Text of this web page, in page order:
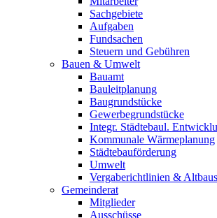
Sachgebiete
Aufgaben
Fundsachen
Steuern und Gebühren
Bauen & Umwelt
Bauamt
Bauleitplanung
Baugrundstücke
Gewerbegrundstücke
Integr. Städtebaul.
Kommunale Wärmeplanung
Städtebauförderung
Umwelt
Vergaberichtlinien &
Gemeinderat
Mitglieder
Ausschüsse